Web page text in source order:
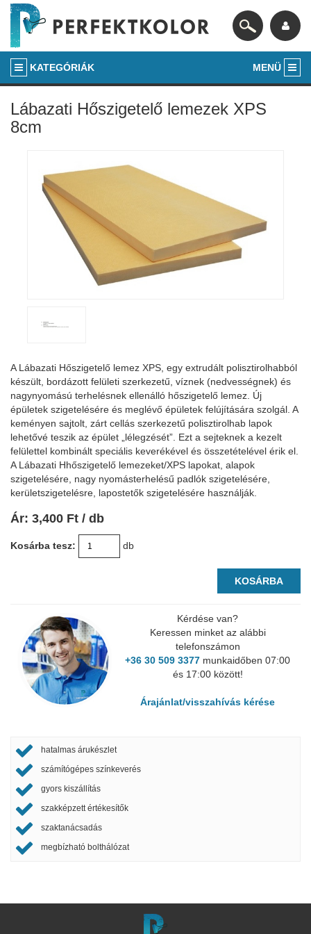
KATEGÓRIÁK MENÜ
Lábazati Hőszigetelő lemezek XPS
8cm
A Lábazati Hőszigetelő lemez XPS, egy extrudált polisztirolhabból
készült, bordázott felületi szerkezetű, víznek (nedvességnek) és
nagynyomású terhelésnek ellenálló hőszigetelő lemez. Új
épületek szigetelésére és meglévő épületek felújítására szolgál. A
keményen sajtolt, zárt cellás szerkezetű polisztirolhab lapok
lehetővé teszik az épület „lélegzését”. Ezt a sejteknek a kezelt
felülettel kombinált speciális keverékével és összetételével érik el.
A Lábazati Hhőszigetelő lemezeket/XPS lapokat, alapok
szigetelésére, nagy nyomásterhelésű padlók szigetelésére,
kerületszigetelésre, lapostetők szigetelésére használják.
Ár: 3,400 Ft / db
Kosárba tesz: db
KOSÁRBA
Kérdése van?
Keressen minket az alábbi
telefonszámon
+36 30 509 3377 munkaidőben 07:00
és 17:00 között!
Árajánlat/visszahívás kérése
hatalmas árukészlet
számítógépes színkeverés
gyors kiszállítás
szakképzett értékesítők
szaktanácsadás
megbízható bolthálózat